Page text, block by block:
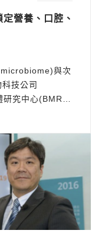
營養、口腔、
與次
技公司
究中心(BMRC)
，正式將其次世
代定序技術服務推向臨床應用。 劉君豪指出，圖...